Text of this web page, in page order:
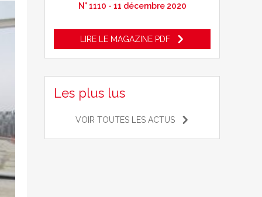
N° 1110 - 11 décembre 2020
LIRE LE MAGAZINE PDF
Les plus lus
VOIR TOUTES LES ACTUS